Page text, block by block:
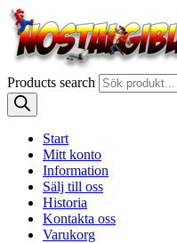
Products search
Start
Mitt konto
Information
Sälj till oss
Historia
Kontakta oss
Varukorg